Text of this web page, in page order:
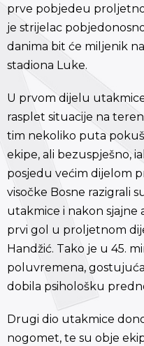
prve pobjedeu
je strijelac
danima bit će miljenik
stadiona Luke.
U prvom dijelu
rasplet situacije na
tim nekoliko puta
ekipe, ali bezuspješno,
posjedu većim dijelom
visočke Bosne razigrali
utakmice i nakon sjajne
prvi gol u proljetnom
Handžić. Tako je u 45.
poluvremena,
dobila psihološku
Drugi dio utakmice
nogomet, te su obje